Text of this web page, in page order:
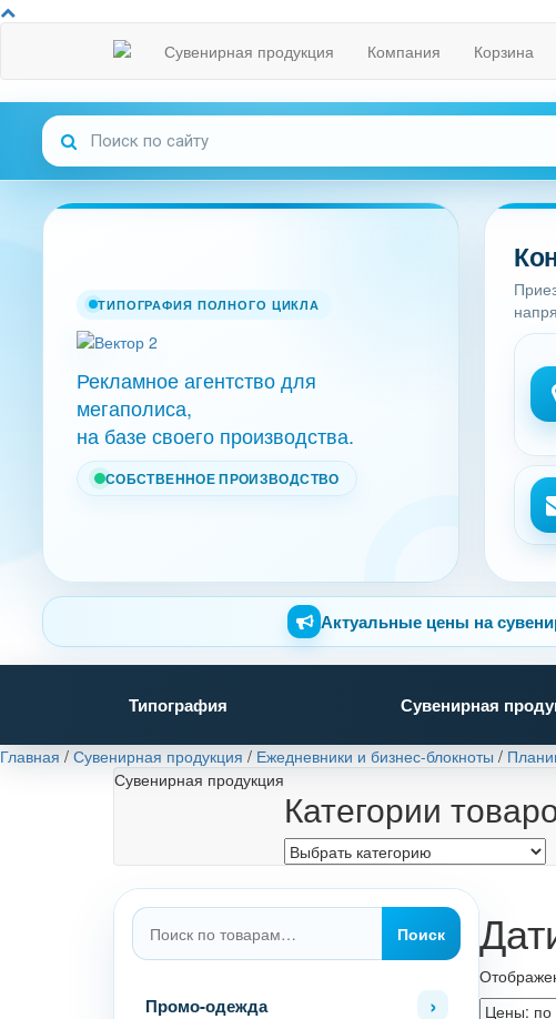
Сувенирная продукция Компания Корзина
ТИПОГРАФИЯ ПОЛНОГО ЦИКЛА
Рекламное агентство для
мегаполиса,
на базе своего производства.
СОБСТВЕННОЕ ПРОИЗВОДСТВО
Актуальные цены на
Типография Сувенирная
Главная / Сувенирная продукция / Ежедневники и бизнес-блокноты /
Сувенирная продукция
Категории
Искать:
Поиск
Промо-одежда